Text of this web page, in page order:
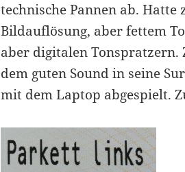
technische Pannen ab.
Bildauflösung, aber fettem
aber digitalen Tonspratzern.
dem guten Sound in seine
mit dem Laptop abgespielt.